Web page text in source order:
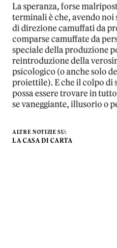
La speranza, forse
terminali è che, avendo
di direzione camuffati da
comparse camuffate da
speciale della produzione
reintroduzione della
psicologico (o anche solo
proiettile). E che il colpo di
possa essere trovare in
se vaneggiante, illusorio o
ALTRE NOTIZIE SU:
LA CASA DI CARTA